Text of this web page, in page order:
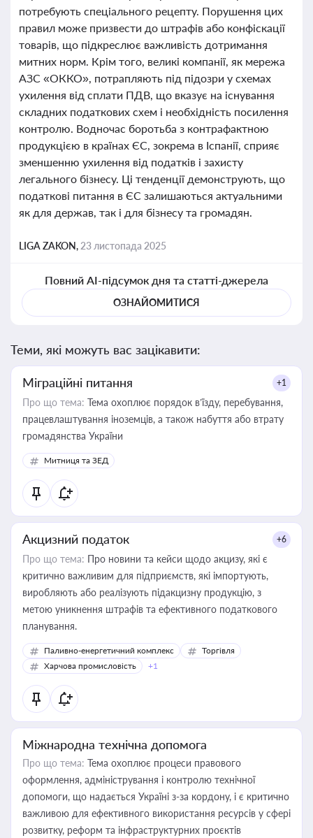
потребують спеціального рецепту. Порушення цих
правил може призвести до штрафів або конфіскації
товарів, що підкреслює важливість дотримання
митних норм. Крім того, великі компанії, як мережа
АЗС «ОККО», потрапляють під підозри у схемах
ухилення від сплати ПДВ, що вказує на існування
складних податкових схем і необхідність посилення
контролю. Водночас боротьба з контрафактною
продукцією в країнах ЄС, зокрема в Іспанії, сприяє
зменшенню ухилення від податків і захисту
легального бізнесу. Ці тенденції демонструють, що
податкові питання в ЄС залишаються актуальними
як для держав, так і для бізнесу та громадян.
LIGA ZAKON, 23 листопада 2025
Повний AI-підсумок дня та статті-джерела
ОЗНАЙОМИТИСЯ
Теми, які можуть вас зацікавити:
Міграційні питання +1
Про що тема: Тема охоплює порядок в’їзду, перебування,
працевлаштування іноземців, а також набуття або втрату
громадянства України
Митниця та ЗЕД
Акцизний податок +6
Про що тема: Про новини та кейси щодо акцизу, які є
критично важливим для підприємств, які імпортують,
виробляють або реалізують підакцизну продукцію, з
метою уникнення штрафів та ефективного податкового
планування.
Паливно-енергетичний комплекс
Торгівля
Харчова промисловість
+1
Міжнародна технічна допомога
Про що тема: Тема охоплює процеси правового
оформлення, адміністрування і контролю технічної
допомоги, що надається Україні з-за кордону, і є критично
важливою для ефективного використання ресурсів у сфері
розвитку, реформ та інфраструктурних проєктів